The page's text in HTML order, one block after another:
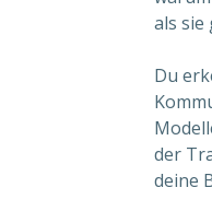
als sie
Du
der
deine